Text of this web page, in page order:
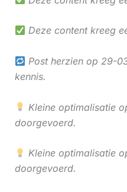
Deze content kreeg
Post herzien op 29-
kennis.
Kleine optimalisatie
doorgevoerd.
Kleine optimalisatie
doorgevoerd.